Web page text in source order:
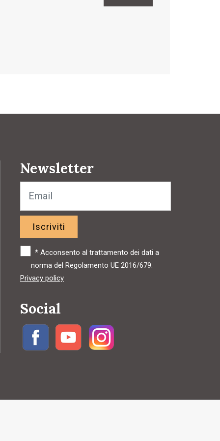
Newsletter
Iscriviti
* Acconsento al trattamento dei dati a
norma del Regolamento UE 2016/679.
Privacy policy
Social